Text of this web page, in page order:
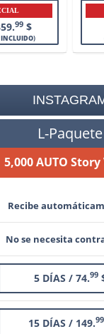
99$
)
L-Paquete
5,000 AUTO
Recibe
No se necesita
5 DÍAS / 74.99
15 DÍAS / 149.99